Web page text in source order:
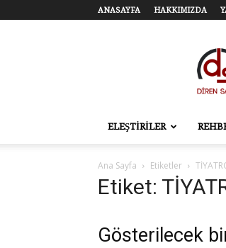
ANASAYFA HAKKIMIZDA
–
ELEŞTİRİLER
Ana Sayfa Etiketler
Etiket:
Gösterilecek